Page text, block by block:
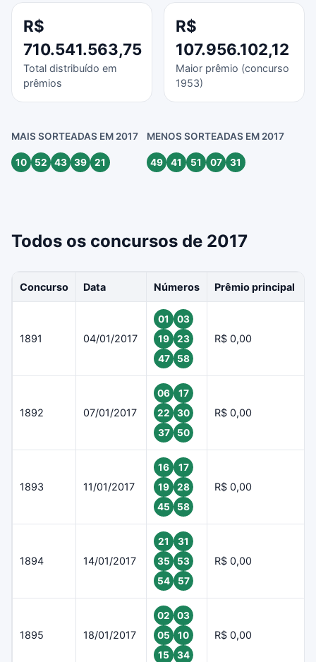
R$
710.541.563,75
Total distribuído em
prêmios
R$
107.956.102,12
Maior prêmio (concurso
1953)
MAIS SORTEADAS EM 2017
10 52 43 39 21
MENOS SORTEADAS EM 2017
49 41 51 07 31
Todos os concursos de 2017
Concurso Data Números Prêmio principal
1891 04/01/2017
01
03
19
23
47
58
R$ 0,00
1892 07/01/2017
06
17
22
30
37
50
R$ 0,00
1893 11/01/2017
16
17
19
28
45
58
R$ 0,00
1894 14/01/2017
21
31
35
53
54
57
R$ 0,00
1895 18/01/2017
02
03
05
10
15
34
R$ 0,00